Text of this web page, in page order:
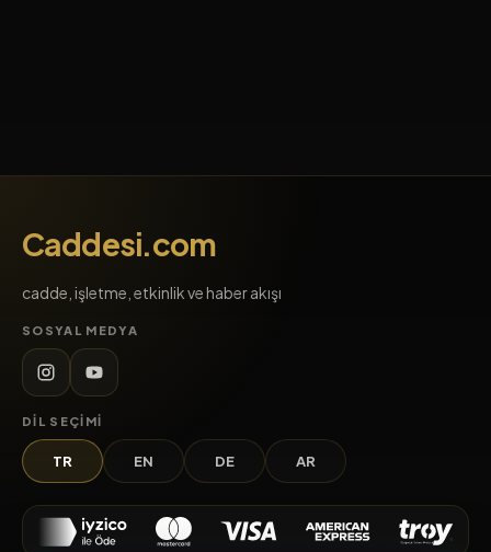
Caddesi.com
cadde, işletme, etkinlik ve haber akışı
SOSYAL MEDYA
DIL SEÇIMI
TR EN DE AR